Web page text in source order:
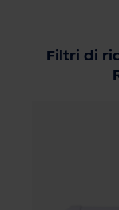
Filtri di